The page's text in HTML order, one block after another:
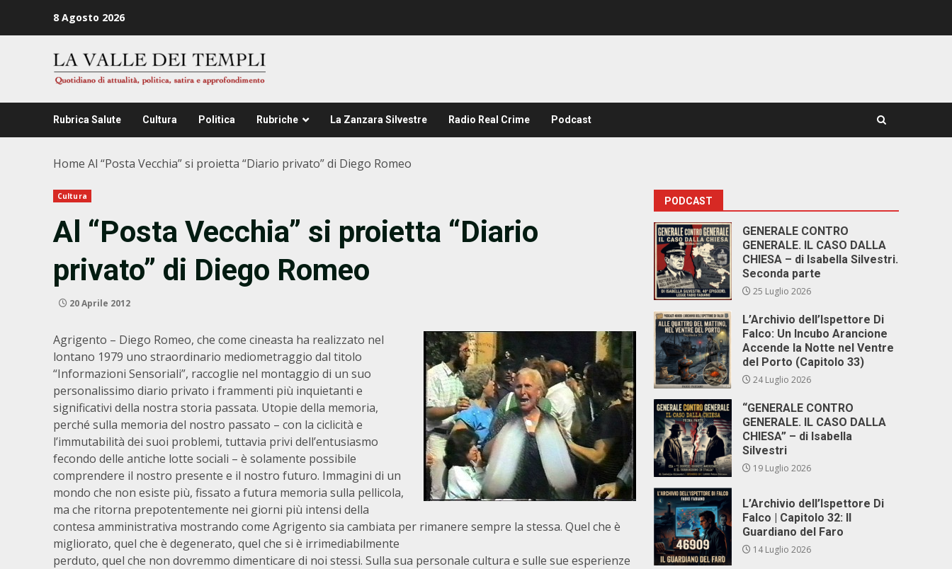
8 Agosto 2026
Rubrica Salute Cultura Politica Rubriche La Zanzara Silvestre Radio Real Crime Podcast
Home Al “Posta Vecchia” si proietta “Diario privato” di Diego Romeo
Cultura
Al “Posta Vecchia” si proietta “Diario
privato” di Diego Romeo
20 Aprile 2012
Agrigento – Diego Romeo, che come cineasta ha realizzato nel
lontano 1979 uno straordinario mediometraggio dal titolo
“Informazioni Sensoriali”, raccoglie nel montaggio di un suo
personalissimo diario privato i frammenti più inquietanti e
significativi della nostra storia passata. Utopie della memoria,
perché sulla memoria del nostro passato – con la ciclicità e
l’immutabilità dei suoi problemi, tuttavia privi dell’entusiasmo
fecondo delle antiche lotte sociali – è solamente possibile
comprendere il nostro presente e il nostro futuro. Immagini di un
mondo che non esiste più, fissato a futura memoria sulla pellicola,
ma che ritorna prepotentemente nei giorni più intensi della
contesa amministrativa mostrando come Agrigento sia cambiata per rimanere sempre la stessa. Quel che è
migliorato, quel che è degenerato, quel che si è irrimediabilmente
perduto, quel che non dovremmo dimenticare di noi stessi. Sulla sua personale cultura e sulle sue esperienze
PODCAST
GENERALE CONTRO
GENERALE. IL CASO DALLA
CHIESA – di Isabella Silvestri.
Seconda parte
25 Luglio 2026
L’Archivio dell’Ispettore Di
Falco: Un Incubo Arancione
Accende la Notte nel Ventre
del Porto (Capitolo 33)
24 Luglio 2026
“GENERALE CONTRO
GENERALE. IL CASO DALLA
CHIESA” – di Isabella
Silvestri
19 Luglio 2026
L’Archivio dell’Ispettore Di
Falco | Capitolo 32: Il
Guardiano del Faro
14 Luglio 2026